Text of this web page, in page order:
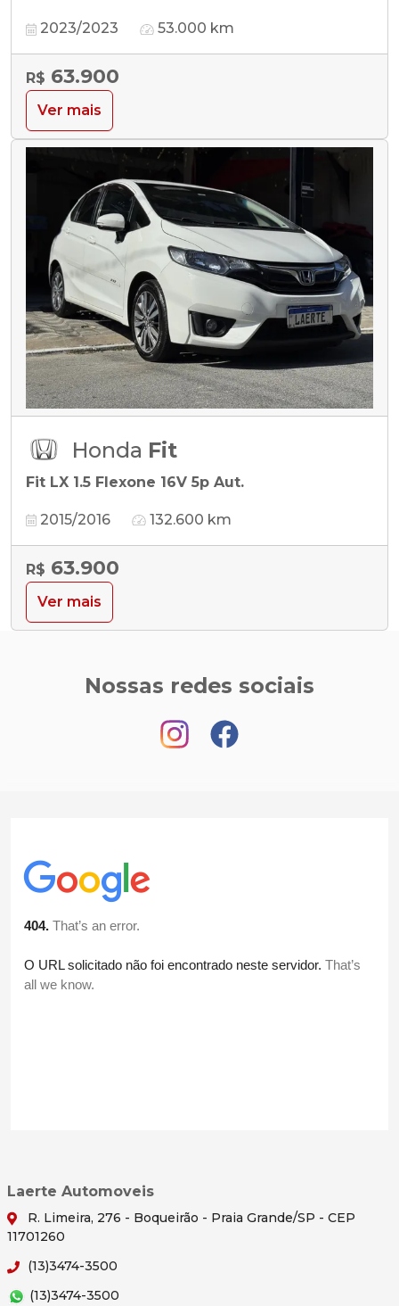
2023/2023 53.000 km
R$ 63.900
Ver mais
Honda Fit
Fit LX 1.5 Flexone 16V 5p Aut.
2015/2016 132.600 km
R$ 63.900
Ver mais
Nossas redes sociais
Laerte Automoveis
R. Limeira, 276 - Boqueirão - Praia Grande/SP - CEP
11701260
(13)3474-3500
(13)3474-3500